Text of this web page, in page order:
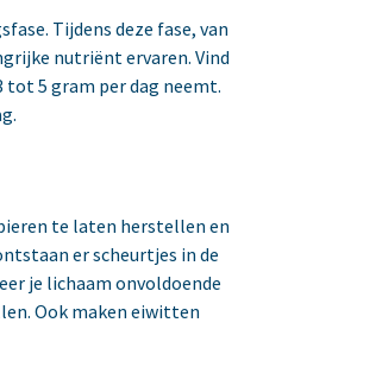
Tijdens deze fase, van
nutriënt ervaren. Vind
tot 5 gram per dag neemt.
te laten herstellen en
er scheurtjes in de
je lichaam onvoldoende
Ook maken eiwitten